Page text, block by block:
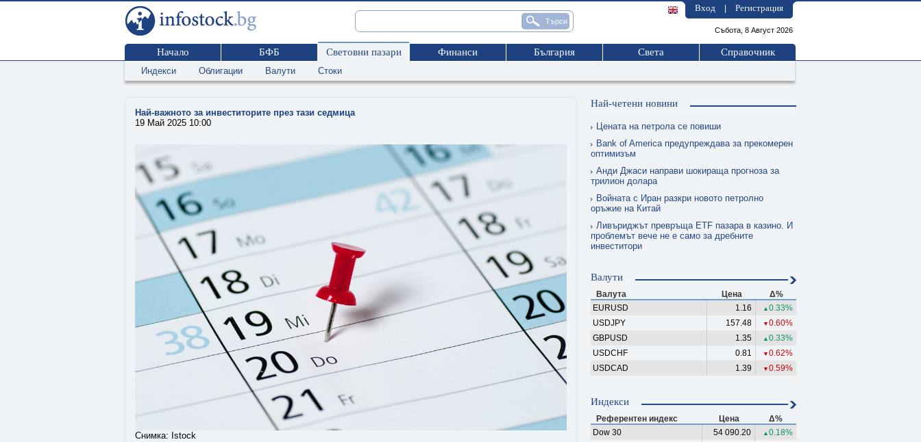
Вход Регистрация
Събота, 8 Август 2026
Начало БФБ Световни пазари Финанси България Света Справочник
Индекси Облигации Валути Стоки
Най-важното за инвеститорите през тази седмица
19 Май 2025 10:00
Снимка: Istock
Най-четени новини
Цената на петрола се повиши
Bank of America предупреждава за прекомерен
оптимизъм
Анди Джаси направи шокираща прогноза за
трилион долара
Войната с Иран разкри новото петролно
оръжие на Китай
Ливъриджът превръща ETF пазара в казино. И
проблемът вече не е само за дребните
инвеститори
Валути
Валута Цена
Δ%
EURUSD
1.16 ▲ 0.33%
USDJPY
157.48 ▼ 0.60%
GBPUSD
1.35 ▲ 0.33%
USDCHF
0.81 ▼ 0.62%
USDCAD
1.39 ▼ 0.59%
Индекси
Референтен индекс Цена
Δ%
Dow 30
54 090.20 ▲ 0.18%